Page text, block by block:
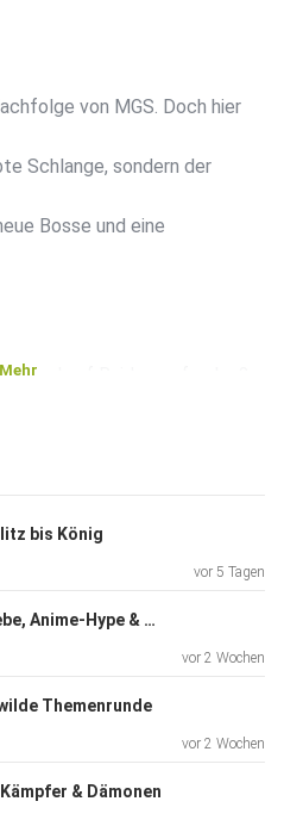
von MGS. Doch hier
Schlange, sondern der
Bosse und eine
auf Raiden gefunden?
Mehr
bis König
vor 5 Tagen
Folge 112 -Serienliebe, Anime-Hype & kleine Enttäuschungen
vor 2 Wochen
Themenrunde
vor 2 Wochen
& Dämonen